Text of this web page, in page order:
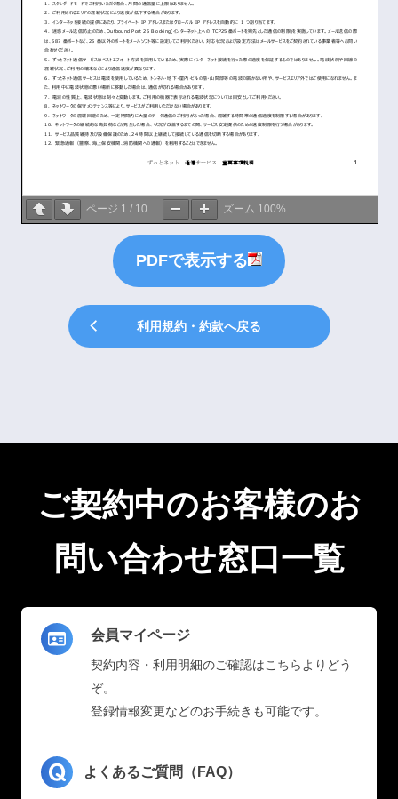
ページ 1 / 10 ズーム 100%
PDFで表示する
利用規約・約款へ戻る
ご契約中のお客様のお
問い合わせ窓口一覧
会員マイページ
契約内容・利用明細のご確認はこちらよりどう
ぞ。
登録情報変更などのお手続きも可能です。
よくあるご質問（FAQ）